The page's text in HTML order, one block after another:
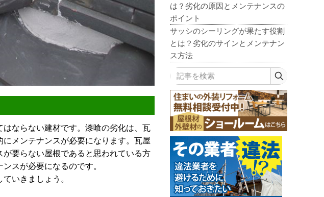
ならない建材です。漆喰の劣化は、瓦
メンテナンスが必要になります。瓦屋
要らない屋根であると思われている方
スが必要になるのです。
いきましょう。
は？劣化の原因とメンテナンスの
ポイント
サッシのシーリングが果たす役割
とは？劣化のサインとメンテナン
ス方法
記事を検索